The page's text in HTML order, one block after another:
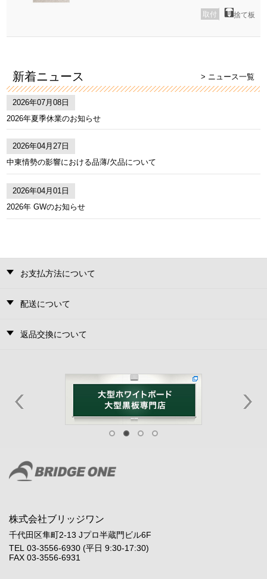
取付 捨て板
新着ニュース > ニュース一覧
2026年07月08日
2026年夏季休業のお知らせ
2026年04月27日
中東情勢の影響における品薄/欠品について
2026年04月01日
2026年 GWのお知らせ
お支払方法について
配送について
返品交換について
株式会社ブリッジワン
千代田区隼町2-13 Jプロ半蔵門ビル6F
TEL 03-3556-6930 (平日 9:30-17:30)
FAX 03-3556-6931